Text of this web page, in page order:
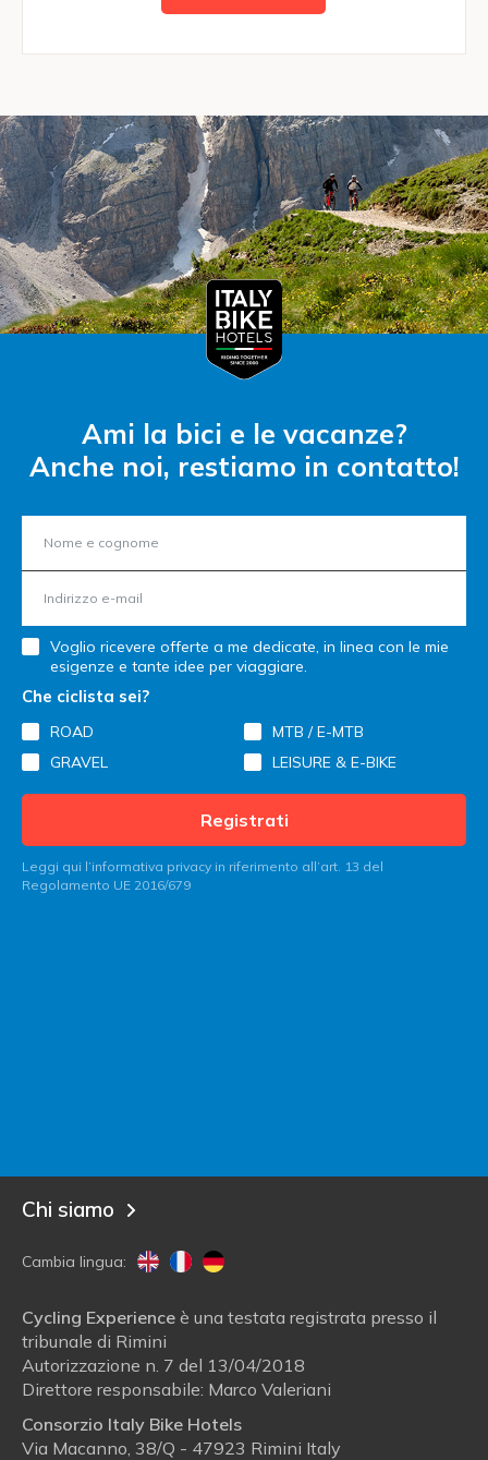
Ami la bici e le vacanze?
Anche noi, restiamo in contatto!
Voglio ricevere offerte a me dedicate, in linea con le mie
esigenze e tante idee per viaggiare.
Che ciclista sei?
ROAD
MTB / E-MTB
GRAVEL
LEISURE & E-BIKE
Registrati
Leggi qui l’informativa privacy in riferimento all’art. 13 del
Regolamento UE 2016/679
Chi siamo
Cambia lingua:
Cycling Experience è una testata registrata presso il
tribunale di Rimini
Autorizzazione n. 7 del 13/04/2018
Direttore responsabile: Marco Valeriani
Consorzio Italy Bike Hotels
Via Macanno, 38/Q - 47923 Rimini Italy